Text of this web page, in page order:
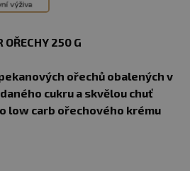
250 G
ořechů obalených v
cukru a skvělou chuť
low carb ořechového krému